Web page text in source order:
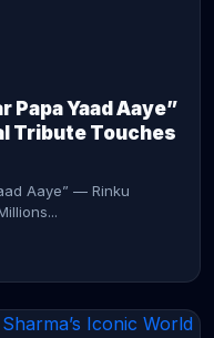
Papa Yaad Aaye”
Tribute Touches
Aaye” — Rinku